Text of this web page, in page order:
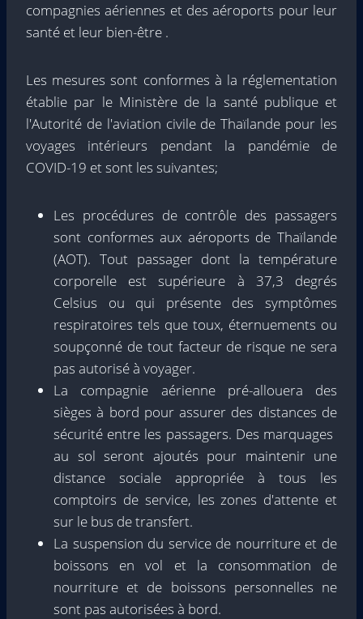
compagnies aériennes et des aéroports pour leur
santé et leur bien-être .
Les mesures sont conformes à la réglementation
établie par le Ministère de la santé publique et
l'Autorité de l'aviation civile de Thaïlande pour les
voyages intérieurs pendant la pandémie de
COVID-19 et sont les suivantes;
Les procédures de contrôle des passagers
sont conformes aux aéroports de Thaïlande
(AOT). Tout passager dont la température
corporelle est supérieure à 37,3 degrés
Celsius ou qui présente des symptômes
respiratoires tels que toux, éternuements ou
soupçonné de tout facteur de risque ne sera
pas autorisé à voyager.
La compagnie aérienne pré-allouera des
sièges à bord pour assurer des distances de
sécurité entre les passagers. Des marquages ​​
au sol seront ajoutés pour maintenir une
distance sociale appropriée à tous les
comptoirs de service, les zones d'attente et
sur le bus de transfert.
La suspension du service de nourriture et de
boissons en vol et la consommation de
nourriture et de boissons personnelles ne
sont pas autorisées à bord.